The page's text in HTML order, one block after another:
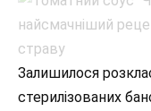
Залишилося
стерилізованих